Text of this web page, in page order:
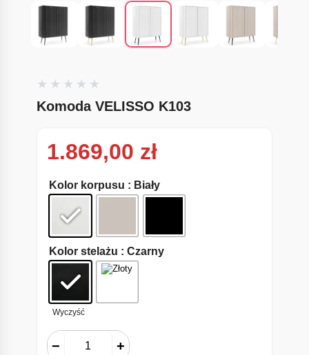
Komoda VELISSO K103
1.869,00 zł
Kolor korpusu : Biały
Kolor stelażu : Czarny
Wyczyść
− +